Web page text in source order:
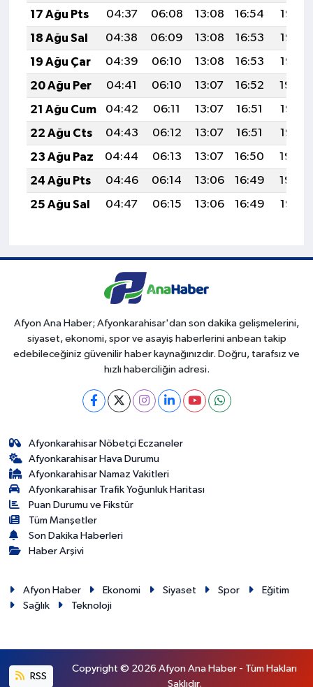
17 Ağu Pts
04:37 06:08 13:08 16:54
19:58
18 Ağu Sal
04:38 06:09 13:08 16:53
19:57
19 Ağu Çar
04:39 06:10 13:08 16:53
19:56
20 Ağu Per
04:41 06:10 13:07 16:52
19:54
21 Ağu Cum
04:42 06:11 13:07 16:51
19:53
22 Ağu Cts
04:43 06:12 13:07 16:51
19:52
23 Ağu Paz
04:44 06:13 13:07 16:50
19:50
24 Ağu Pts
04:46 06:14 13:06 16:49
19:49
25 Ağu Sal
04:47 06:15 13:06 16:49 19:47
Afyon Ana Haber; Afyonkarahisar'dan son dakika gelişmelerini,
siyaset, ekonomi, spor ve asayiş haberlerini anbean takip
edebileceğiniz güvenilir haber kaynağınızdır. Doğru, tarafsız ve
hızlı haberciliğin adresi.
Afyonkarahisar Nöbetçi Eczaneler
Afyonkarahisar Hava Durumu
Afyonkarahisar Namaz Vakitleri
Afyonkarahisar Trafik Yoğunluk Haritası
Puan Durumu ve Fikstür
Tüm Manşetler
Son Dakika Haberleri
Haber Arşivi
Afyon Haber Ekonomi Siyaset Spor
Eğitim
Sağlık
Teknoloji
RSS
Copyright © 2026 Afyon Ana Haber - Tüm Hakları
Saklıdır.